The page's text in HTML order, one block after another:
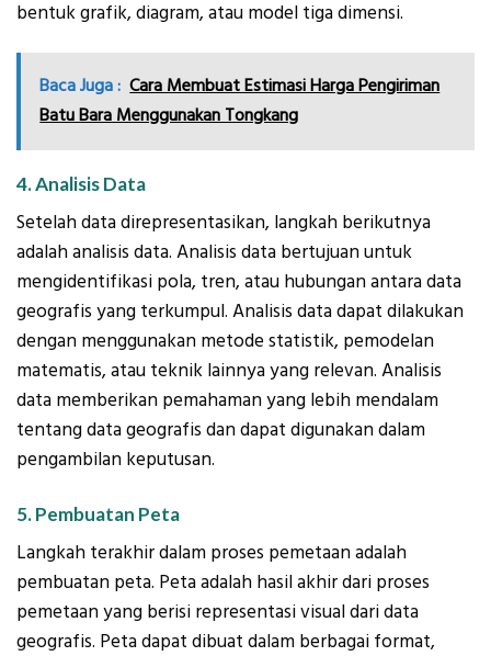
bentuk grafik, diagram, atau model tiga dimensi.
Baca Juga : Cara Membuat Estimasi Harga Pengiriman
Batu Bara Menggunakan Tongkang
4. Analisis Data
Setelah data direpresentasikan, langkah berikutnya
adalah analisis data. Analisis data bertujuan untuk
mengidentifikasi pola, tren, atau hubungan antara data
geografis yang terkumpul. Analisis data dapat dilakukan
dengan menggunakan metode statistik, pemodelan
matematis, atau teknik lainnya yang relevan. Analisis
data memberikan pemahaman yang lebih mendalam
tentang data geografis dan dapat digunakan dalam
pengambilan keputusan.
5. Pembuatan Peta
Langkah terakhir dalam proses pemetaan adalah
pembuatan peta. Peta adalah hasil akhir dari proses
pemetaan yang berisi representasi visual dari data
geografis. Peta dapat dibuat dalam berbagai format,